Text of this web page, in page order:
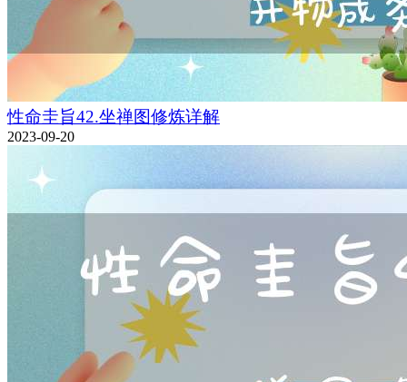
性命圭旨42.坐禅图修炼详解
2023-09-20